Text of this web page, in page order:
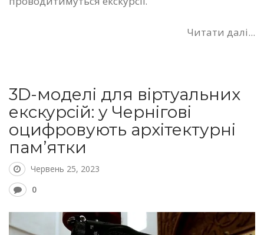
Читати далі...
3D-моделі для віртуальних
екскурсій: у Чернігові
оцифровують архітектурні
пам’ятки
Червень 25, 2023
0